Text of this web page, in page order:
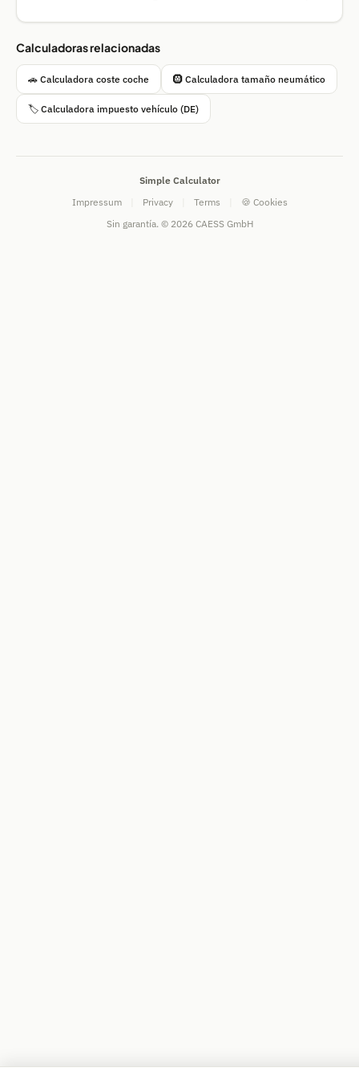
Calculadoras relacionadas
🚗 Calculadora coste coche 🛞 Calculadora tamaño neumático
🏷 Calculadora impuesto vehículo (DE)
Simple Calculator
Impressum
Privacy Terms
🍪 Cookies
Sin garantía. © 2026 CAESS GmbH